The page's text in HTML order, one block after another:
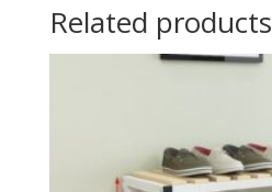
Related products